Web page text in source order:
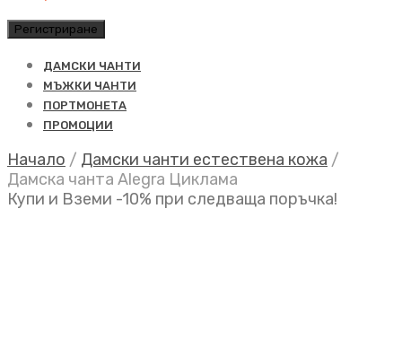
Регистриране
ДАМСКИ ЧАНТИ
МЪЖКИ ЧАНТИ
ПОРТМОНЕТА
ПРОМОЦИИ
Начало / Дамски чанти естествена кожа /
Дамска чанта Alegra Циклама
Купи и Вземи -10% при следваща поръчка!